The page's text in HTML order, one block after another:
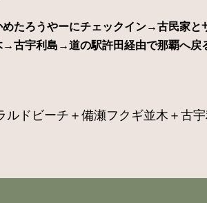
たろうやーにチェックイン→古民家と
→古宇利島→道の駅許田経由で那覇へ戻
ドビーチ＋備瀬フクギ並木＋古